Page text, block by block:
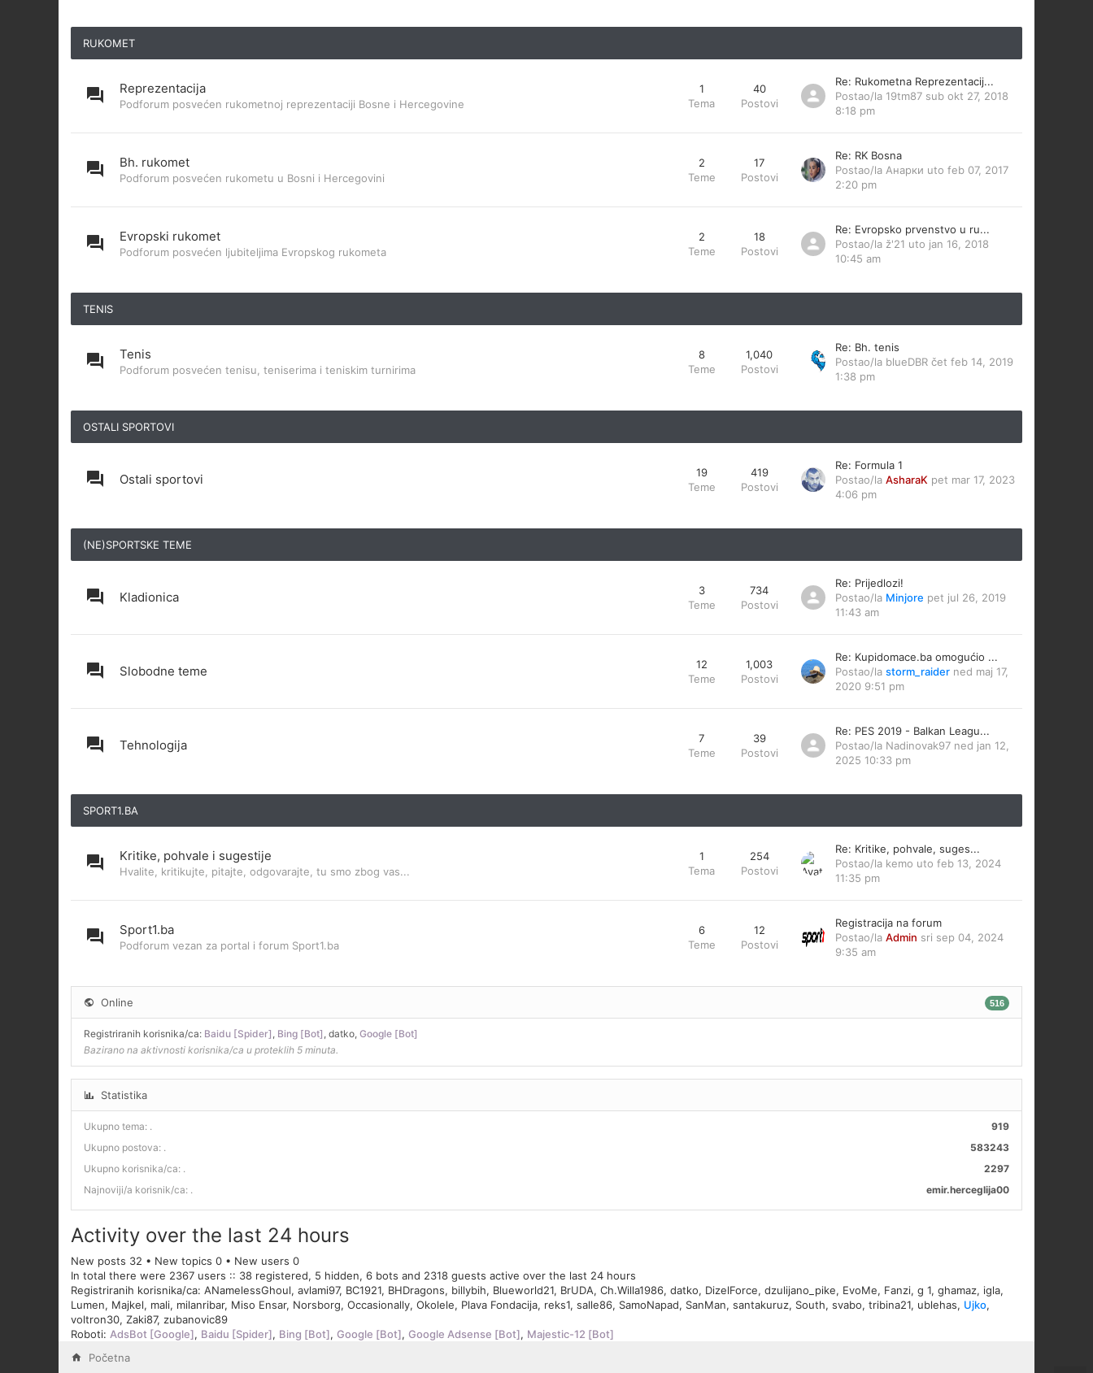
RUKOMET
Reprezentacija
Podforum posvećen rukometnoj reprezentaciji Bosne i Hercegovine
1
Tema
40
Postovi
Re: Rukometna Reprezentacij...
Postao/la 19tm87 sub okt 27, 2018
8:18 pm
Bh. rukomet
Podforum posvećen rukometu u Bosni i Hercegovini
2
Teme
17
Postovi
Re: RK Bosna
Postao/la Анарки uto feb 07, 2017
2:20 pm
Evropski rukomet
Podforum posvećen ljubiteljima Evropskog rukometa
2
Teme
18
Postovi
Re: Evropsko prvenstvo u ru...
Postao/la ž'21 uto jan 16, 2018
10:45 am
TENIS
Tenis
Podforum posvećen tenisu, teniserima i teniskim turnirima
8
Teme
1,040
Postovi
Re: Bh. tenis
Postao/la blueDBR čet feb 14, 2019
1:38 pm
OSTALI SPORTOVI
Ostali sportovi
19
Teme
419
Postovi
Re: Formula 1
Postao/la AsharaK pet mar 17, 2023
4:06 pm
(NE)SPORTSKE TEME
Kladionica
3
Teme
734
Postovi
Re: Prijedlozi!
Postao/la Minjore pet jul 26, 2019
11:43 am
Slobodne teme
12
Teme
1,003
Postovi
Re: Kupidomace.ba omogućio ...
Postao/la storm_raider ned maj 17,
2020 9:51 pm
Tehnologija
7
Teme
39
Postovi
Re: PES 2019 - Balkan Leagu...
Postao/la Nadinovak97 ned jan 12,
2025 10:33 pm
SPORT1.BA
Kritike, pohvale i sugestije
Hvalite, kritikujte, pitajte, odgovarajte, tu smo zbog vas...
1
Tema
254
Postovi
Re: Kritike, pohvale, suges...
Postao/la kemo uto feb 13, 2024
11:35 pm
Sport1.ba
Podforum vezan za portal i forum Sport1.ba
6
Teme
12
Postovi
Registracija na forum
Postao/la Admin sri sep 04, 2024
9:35 am
Online 516
Registriranih korisnika/ca: Baidu [Spider] , Bing [Bot] , datko, Google [Bot]
Bazirano na aktivnosti korisnika/ca u proteklih 5 minuta.
Statistika
Ukupno tema: 919
.
Ukupno postova:
583243
.
Ukupno korisnika/ca:
2297
.
Najnoviji/a korisnik/ca:
emir.herceglija00
.
Activity over the last 24 hours
New posts 32 • New topics 0 • New users 0
In total there were 2367 users :: 38 registered, 5 hidden, 6 bots and 2318 guests active over the last 24 hours
Registriranih korisnika/ca: ANamelessGhoul, avlami97, BC1921, BHDragons, billybih, Blueworld21, BrUDA, Ch.Willa1986, datko, DizelForce, dzulijano_pike, EvoMe, Fanzi, g 1, ghamaz, igla,
Lumen, Majkel, mali, milanribar, Miso Ensar, Norsborg, Occasionally, Okolele, Plava Fondacija, reks1, salle86, SamoNapad, SanMan, santakuruz, South, svabo, tribina21, ublehas, Ujko,
voltron30, Zaki87, zubanovic89
Roboti: AdsBot [Google], Baidu [Spider], Bing [Bot], Google [Bot], Google Adsense [Bot], Majestic-12 [Bot]
Početna